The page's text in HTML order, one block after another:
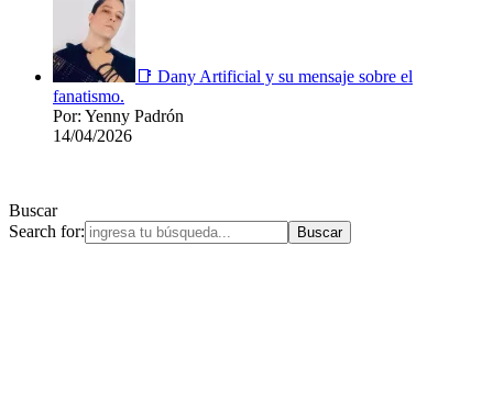
📑 Dany Artificial y su mensaje sobre el
fanatismo.
Por: Yenny Padrón
14/04/2026
Buscar
Search for: